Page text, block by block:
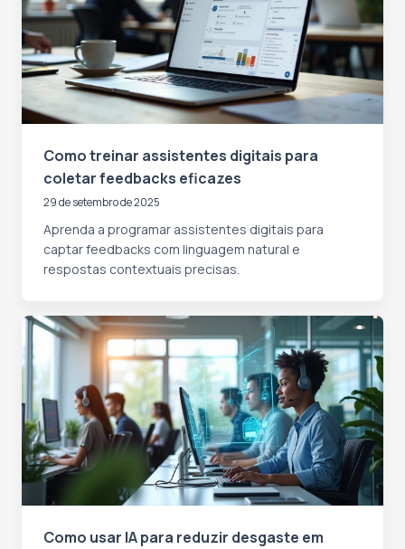
Como treinar assistentes digitais para
coletar feedbacks eficazes
29 de setembro de 2025
Aprenda a programar assistentes digitais para
captar feedbacks com linguagem natural e
respostas contextuais precisas.
Como usar IA para reduzir desgaste em